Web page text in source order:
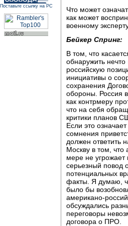
Поставьте ссылку на РС
Что может
как может
военному
Бейкер Спринг:
В том, что
обнаружить
российскую
инициативы о
сохранения
обороны. Россия
как контрмеру
что на себя
критики планов
Если это
сомнения
должен ответить
Москву в том, что
мере не
серьезный повод
потенциальных
факты. Я думаю,
было бы
американо-
обсуждались
переговоры
договора о ПРО.